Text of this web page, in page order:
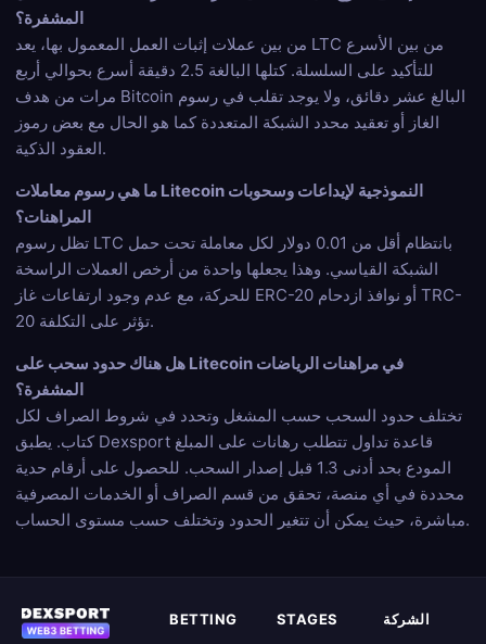
المشفرة؟
من بين عملات إثبات العمل المعمول بها، يعد LTC من بين الأسرع
للتأكيد على السلسلة. كتلها البالغة 2.5 دقيقة أسرع بحوالي أربع
مرات من هدف Bitcoin البالغ عشر دقائق، ولا يوجد تقلب في رسوم
الغاز أو تعقيد محدد الشبكة المتعددة كما هو الحال مع بعض رموز
العقود الذكية.
ما هي رسوم معاملات Litecoin النموذجية لإيداعات وسحوبات
المراهنات؟
تظل رسوم LTC بانتظام أقل من 0.01 دولار لكل معاملة تحت حمل
الشبكة القياسي. وهذا يجعلها واحدة من أرخص العملات الراسخة
للحركة، مع عدم وجود ارتفاعات غاز ERC-20 أو نوافذ ازدحام TRC-
20 تؤثر على التكلفة.
هل هناك حدود سحب على Litecoin في مراهنات الرياضات
المشفرة؟
تختلف حدود السحب حسب المشغل وتحدد في شروط الصراف لكل
كتاب. يطبق Dexsport قاعدة تداول تتطلب رهانات على المبلغ
المودع بحد أدنى 1.3 قبل إصدار السحب. للحصول على أرقام حدية
محددة في أي منصة، تحقق من قسم الصراف أو الخدمات المصرفية
مباشرة، حيث يمكن أن تتغير الحدود وتختلف حسب مستوى الحساب.
BETTING STAGES الشركة